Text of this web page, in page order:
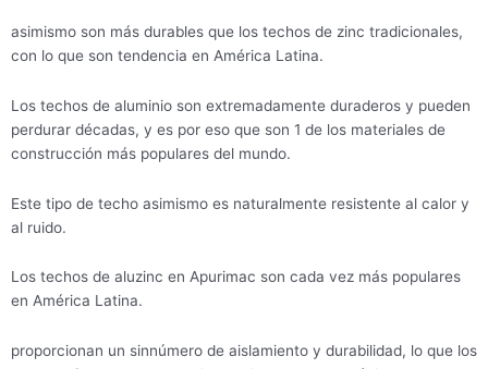
asimismo son más durables que los techos de zinc tradicionales,
con lo que son tendencia en América Latina.
Los techos de aluminio son extremadamente duraderos y pueden
perdurar décadas, y es por eso que son 1 de los materiales de
construcción más populares del mundo.
Este tipo de techo asimismo es naturalmente resistente al calor y
al ruido.
Los techos de aluzinc en Apurimac son cada vez más populares
en América Latina.
proporcionan un sinnúmero de aislamiento y durabilidad, lo que los